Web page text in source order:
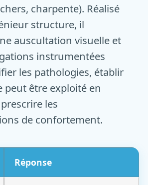
charpente). Réalisé
structure, il
auscultation visuelle et
instrumentées
les pathologies, établir
peut être exploité en
les
de confortement.
Réponse